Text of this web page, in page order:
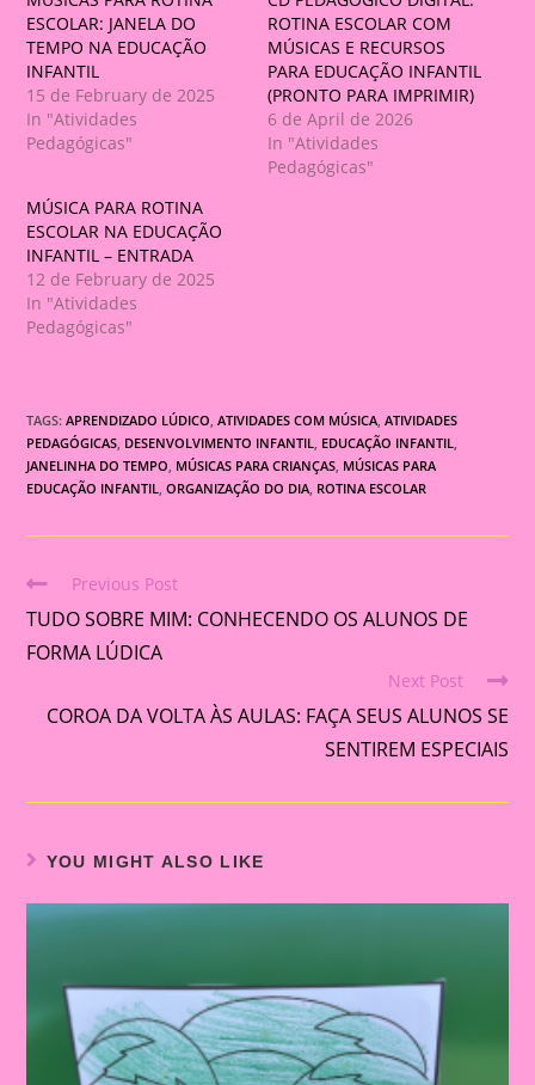
ESCOLAR: JANELA DO
TEMPO NA EDUCAÇÃO
INFANTIL
15 de February de 2025
In "Atividades
Pedagógicas"
ROTINA ESCOLAR COM
MÚSICAS E RECURSOS
PARA EDUCAÇÃO INFANTIL
(PRONTO PARA IMPRIMIR)
6 de April de 2026
In "Atividades
Pedagógicas"
MÚSICA PARA ROTINA
ESCOLAR NA EDUCAÇÃO
INFANTIL – ENTRADA
12 de February de 2025
In "Atividades
Pedagógicas"
TAGS:APRENDIZADO LÚDICO ATIVIDADES COM MÚSICA ATIVIDADES
PEDAGÓGICAS DESENVOLVIMENTO INFANTIL EDUCAÇÃO INFANTIL
JANELINHA DO TEMPO MÚSICAS PARA CRIANÇAS MÚSICAS PARA
EDUCAÇÃO INFANTIL ORGANIZAÇÃO DO DIA ROTINA ESCOLAR
Read
more
articles
Previous Post
TUDO SOBRE MIM: CONHECENDO OS ALUNOS DE
FORMA LÚDICA
Next Post
COROA DA VOLTA ÀS AULAS: FAÇA SEUS ALUNOS SE
SENTIREM ESPECIAIS
YOU MIGHT ALSO LIKE